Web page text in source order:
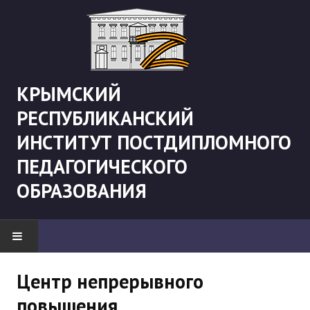
КРЫМСКИЙ
РЕСПУБЛИКАНСКИЙ
ИНСТИТУТ ПОСТДИПЛОМНОГО
ПЕДАГОГИЧЕСКОГО
ОБРАЗОВАНИЯ
"Боевая" русистика
Центр непрерывного